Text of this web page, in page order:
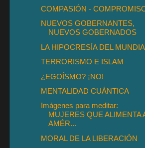
COMPASIÓN -
NUEVOS GOBERNANTES,
NUEVOS GOBERNADOS
LA HIPOCRESÍA DEL
TERRORISMO E ISLAM
¿EGOÍSMO? ¡NO!
MENTALIDAD CUÁNTICA
Imágenes para meditar:
MUJERES QUE ALIMENTA
AMÉR...
MORAL DE LA LIBERACIÓN